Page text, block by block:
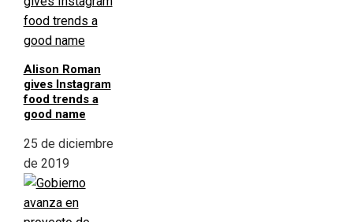
Alison Roman
gives Instagram
food trends a
good name
25 de diciembre
de 2019